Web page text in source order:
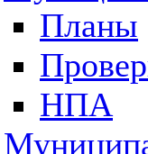
Планы
НПА